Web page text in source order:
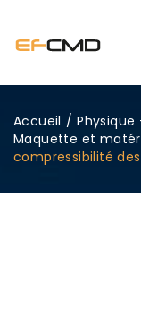
Accueil /
Maquette et
compressibilité